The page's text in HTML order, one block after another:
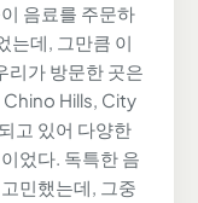
음료를 주문하
는데, 그만큼 이
리가 방문한 곳은
Hills, City
고 있어 다양한
었다. 독특한 음
민했는데, 그중